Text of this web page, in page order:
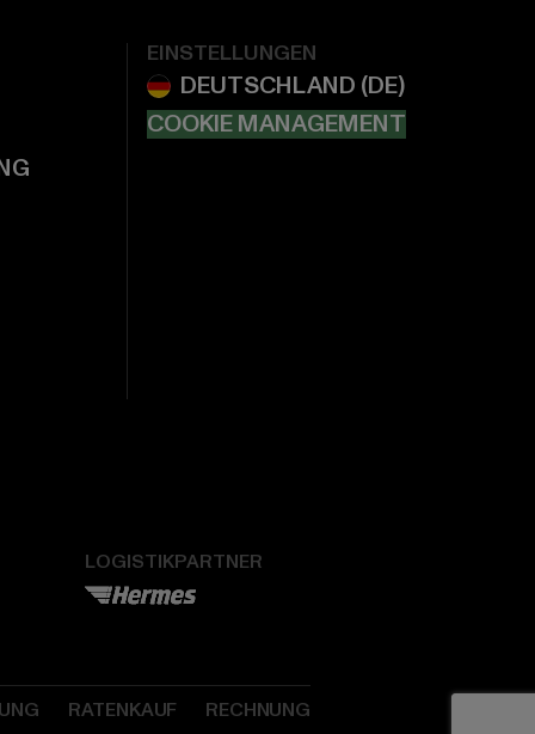
EINSTELLUNGEN
COOKIE MANAGEMENT
LOGISTIKPARTNER
RATENKAUF RECHNUNG